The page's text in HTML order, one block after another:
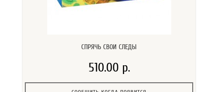
СПРЯЧЬ СВОИ СЛЕДЫ
510.00 р.